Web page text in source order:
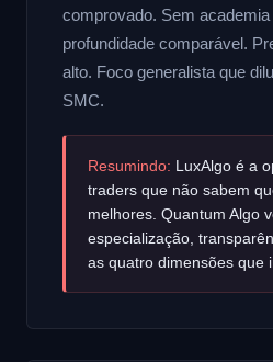
comprovado. Sem academia
profundidade comparável.
alto. Foco generalista que
SMC.
Resumindo: LuxAlgo é a
traders que não sabem
melhores. Quantum Algo
especialização,
as quatro dimensões que